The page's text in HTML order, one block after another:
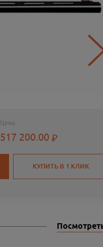
Цена:
517 200.00
КУПИТЬ В 1 КЛИК